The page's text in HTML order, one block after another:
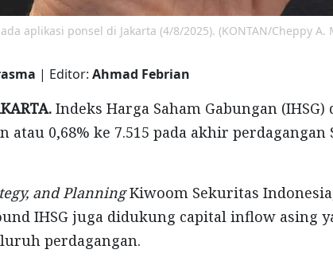
aplikasi ponsel di Jakarta (4/8/2025). (KONTAN/Cheppy A.
| Editor: Ahmad Febrian
Indeks Harga Saham Gabungan
atau 0,68% ke 7.515 pada akhir perdagangan
and PlanningKiwoom Sekuritas
IHSG juga didukung capital inflow asing
perdagangan.